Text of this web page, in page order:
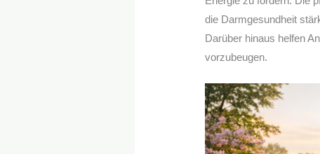
die Darmgesundheit
Darüber hinaus helfen
vorzubeugen.